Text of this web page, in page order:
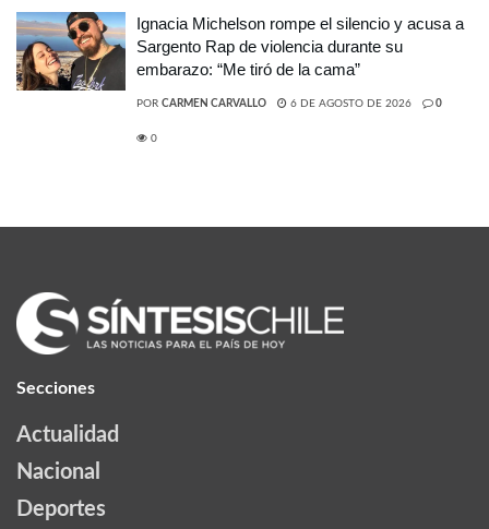
Ignacia Michelson rompe el silencio y acusa a
Sargento Rap de violencia durante su
embarazo: “Me tiró de la cama”
POR CARMEN CARVALLO 6 DE AGOSTO DE 2026 0
0
Secciones
Actualidad
Nacional
Deportes